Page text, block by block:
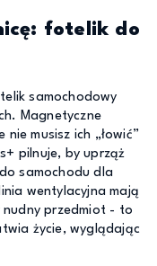
fotelik do
samochodowy
Magnetyczne
musisz ich „łowić”
pilnuje, by uprząż
samochodu dla
wentylacyjna mają
nudny przedmiot - to
życie, wyglądając